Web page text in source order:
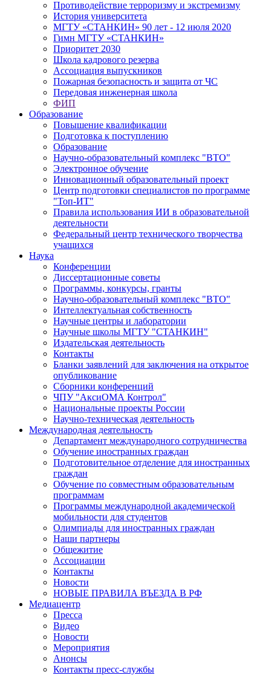
Противодействие терроризму и экстремизму
История университета
МГТУ «СТАНКИН» 90 лет - 12 июля 2020
Гимн МГТУ «СТАНКИН»
Приоритет 2030
Школа кадрового резерва
Ассоциация выпускников
Пожарная безопасность и защита от ЧС
Передовая инженерная школа
ФИП
Образование
Повышение квалификации
Подготовка к поступлению
Образование
Научно-образовательный комплекс "ВТО"
Электронное обучение
Инновационный образовательный проект
Центр подготовки специалистов по программе
"Топ-ИТ"
Правила использования ИИ в образовательной
деятельности
Федеральный центр технического творчества
учащихся
Наука
Конференции
Диссертационные советы
Программы, конкурсы, гранты
Научно-образовательный комплекс "ВТО"
Интеллектуальная собственность
Научные центры и лаборатории
Научные школы МГТУ "СТАНКИН"
Издательская деятельность
Контакты
Бланки заявлений для заключения на открытое
опубликование
Сборники конференций
ЧПУ "АксиОМА Контрол"
Национальные проекты России
Научно-техническая деятельность
Международная деятельность
Департамент международного сотрудничества
Обучение иностранных граждан
Подготовительное отделение для иностранных
граждан
Обучение по совместным образовательным
программам
Программы международной академической
мобильности для студентов
Олимпиады для иностранных граждан
Наши партнеры
Общежитие
Ассоциации
Контакты
Новости
НОВЫЕ ПРАВИЛА ВЪЕЗДА В РФ
Медиацентр
Пресса
Видео
Новости
Мероприятия
Анонсы
Контакты пресс-службы